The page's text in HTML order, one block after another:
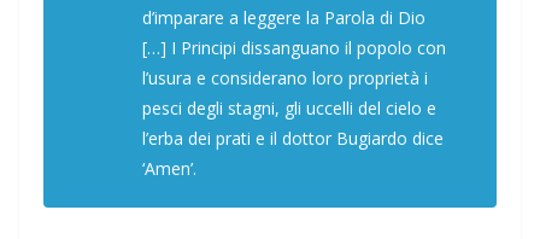
d’imparare a leggere la Parola di Dio
[…] I Principi dissanguano il popolo con
l’usura e considerano loro proprietà i
pesci degli stagni, gli uccelli del cielo e
l’erba dei prati e il dottor Bugiardo dice
‘Amen’.